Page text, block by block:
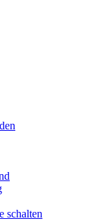
schalten